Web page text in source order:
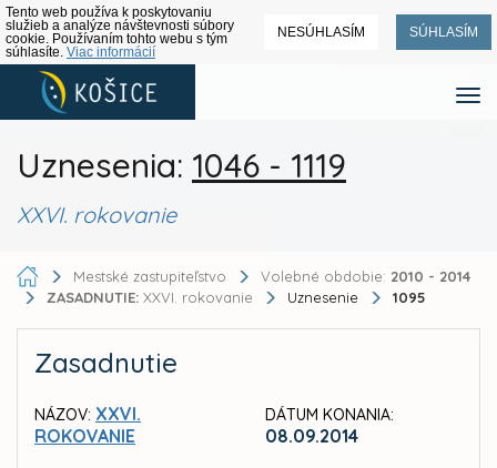
Tento web používa k poskytovaniu
služieb a analýze návštevnosti súbory
cookie. Používaním tohto webu s tým
súhlasíte. Viac informácií
NESÚHLASÍM SÚHLASÍM
Uznesenia: 1046 - 1119
XXVI. rokovanie
Mestské zastupiteľstvo Volebné obdobie: 2010 - 2014
ZASADNUTIE: XXVI. rokovanie Uznesenie 1095
Zasadnutie
NÁZOV: XXVI.
ROKOVANIE
DÁTUM KONANIA:
08.09.2014